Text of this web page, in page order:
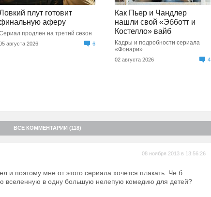
плут готовит
аферу
продлен на третий сезон
августа 2026 6
Как Пьер и Чандлер
нашли свой «Эбботт и
Костелло» вайб
Кадры и подробности сериала
«Фонари»
02 августа 2026 4
ВСЕ КОММЕНТАРИИ (118)
08 ноября 2013 в 13:56:26
и поэтому мне от этого сериала хочется плакать. Че б
вселенную в одну большую нелепую комедию для детей?